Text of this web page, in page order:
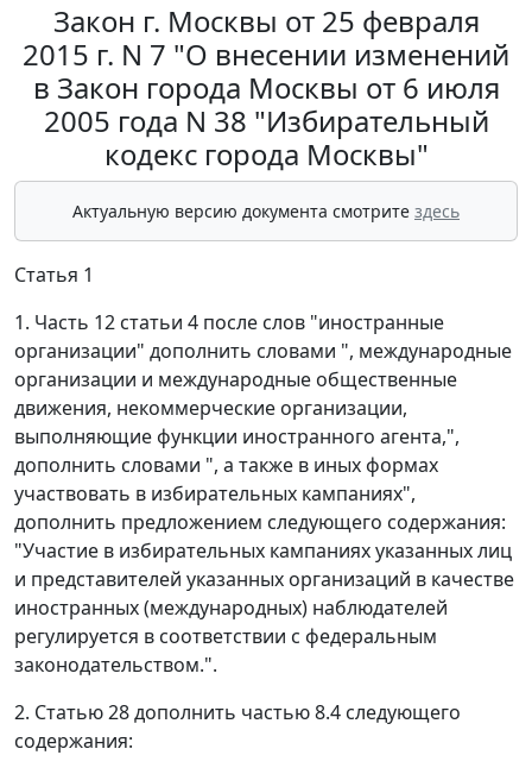
Закон г. Москвы от 25 февраля
2015 г. N 7 "О внесении изменений
в Закон города Москвы от 6 июля
2005 года N 38 "Избирательный
кодекс города Москвы"
Актуальную версию документа смотрите здесь
Статья 1
1. Часть 12 статьи 4 после слов "иностранные
организации" дополнить словами ", международные
организации и международные общественные
движения, некоммерческие организации,
выполняющие функции иностранного агента,",
дополнить словами ", а также в иных формах
участвовать в избирательных кампаниях",
дополнить предложением следующего содержания:
"Участие в избирательных кампаниях указанных лиц
и представителей указанных организаций в качестве
иностранных (международных) наблюдателей
регулируется в соответствии с федеральным
законодательством.".
2. Статью 28 дополнить частью 8.4 следующего
содержания: